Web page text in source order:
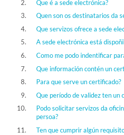
Que é a sede electrónica?
Quen son os destinatarios da
Que servizos ofrece a sede
A sede electrónica está
Como me podo indentificar
Que información contén un
Para que serve un certificado?
Que período de validez ten un
Podo solicitar servizos da
persoa?
Ten que cumprir algún